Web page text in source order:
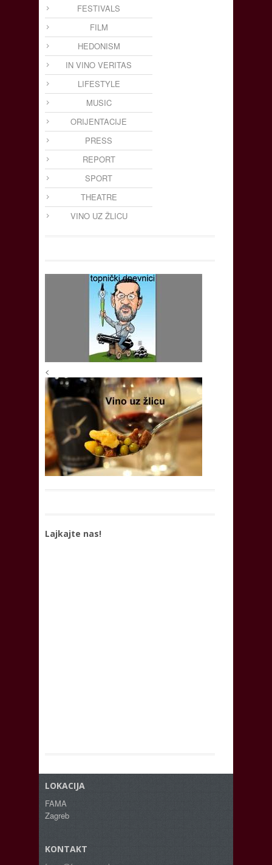
FESTIVALS
FILM
HEDONISM
IN VINO VERITAS
LIFESTYLE
MUSIC
ORIJENTACIJE
PRESS
REPORT
SPORT
THEATRE
VINO UZ ŽLICU
<
Lajkajte nas!
LOKACIJA
FAMA
Zagreb
KONTAKT